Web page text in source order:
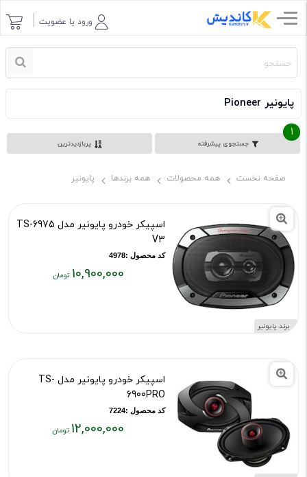
ورود یا عضویت
پایونیر Pioneer
جستجوی پیشرفته
1
پربازدیدترین
صفحه نخست همه محصولات همه برندها پایونیر
برند پایونیر
اسپیکر خودرو پایونیر مدل TS-6975
V3
کد محصول :4978
10,900,000
اسپیکر خودرو پایونیر مدل TS-
6900PRO
کد محصول :7224
12,000,000